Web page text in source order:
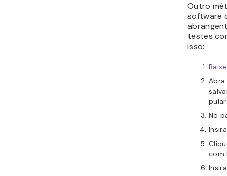
Outro
software
testes
isso:
No
com